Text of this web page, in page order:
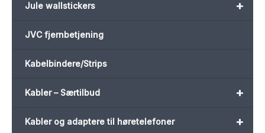
+
Jule wallstickers
JVC fjernbetjening
Kabelbindere/Strips
+
Kabler – Særtilbud
+
Kabler og adaptere til høretelefoner